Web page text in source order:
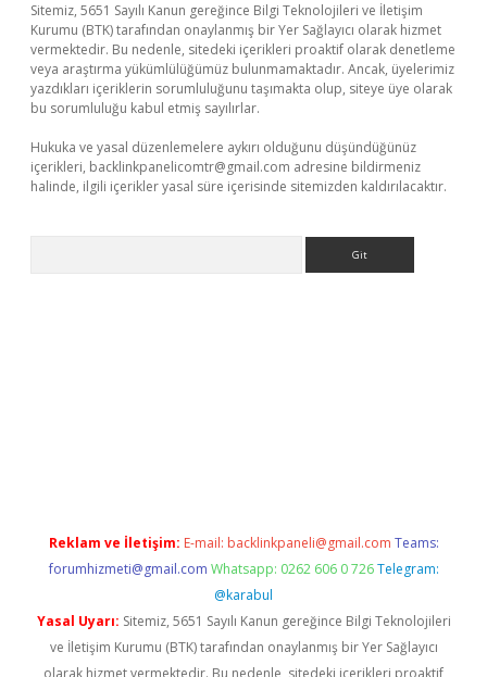
Sitemiz, 5651 Sayılı Kanun gereğince Bilgi Teknolojileri ve İletişim
Kurumu (BTK) tarafından onaylanmış bir Yer Sağlayıcı olarak hizmet
vermektedir. Bu nedenle, sitedeki içerikleri proaktif olarak denetleme
veya araştırma yükümlülüğümüz bulunmamaktadır. Ancak, üyelerimiz
yazdıkları içeriklerin sorumluluğunu taşımakta olup, siteye üye olarak
bu sorumluluğu kabul etmiş sayılırlar.
Hukuka ve yasal düzenlemelere aykırı olduğunu düşündüğünüz
içerikleri, backlinkpanelicomtr@gmail.com adresine bildirmeniz
halinde, ilgili içerikler yasal süre içerisinde sitemizden kaldırılacaktır.
Reklam ve İletişim: E-mail: backlinkpaneli@gmail.com Teams:
forumhizmeti@gmail.com Whatsapp: 0262 606 0 726 Telegram:
@karabul
Yasal Uyarı: Sitemiz, 5651 Sayılı Kanun gereğince Bilgi Teknolojileri
ve İletişim Kurumu (BTK) tarafından onaylanmış bir Yer Sağlayıcı
olarak hizmet vermektedir. Bu nedenle, sitedeki içerikleri proaktif